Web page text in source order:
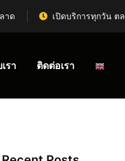
าด เปิดบริการทุกวัน ต
รา ติดต่อเรา